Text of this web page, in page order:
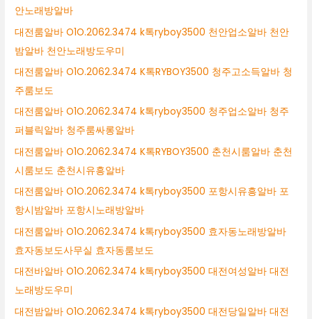
안노래방알바
대전룸알바 O1O.2062.3474 k톡ryboy3500 천안업소알바 천안
밤알바 천안노래방도우미
대전룸알바 O1O.2062.3474 K톡RYBOY3500 청주고소득알바 청
주룸보도
대전룸알바 O1O.2062.3474 k톡ryboy3500 청주업소알바 청주
퍼블릭알바 청주룸싸롱알바
대전룸알바 O1O.2062.3474 K톡RYBOY3500 춘천시룸알바 춘천
시룸보도 춘천시유흥알바
대전룸알바 O1O.2062.3474 k톡ryboy3500 포항시유흥알바 포
항시밤알바 포항시노래방알바
대전룸알바 O1O.2062.3474 k톡ryboy3500 효자동노래방알바
효자동보도사무실 효자동룸보도
대전바알바 O1O.2062.3474 k톡ryboy3500 대전여성알바 대전
노래방도우미
대전밤알바 O1O.2062.3474 k톡ryboy3500 대전당일알바 대전